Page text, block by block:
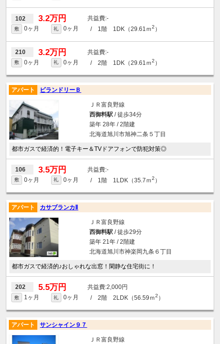
102 3.2万円 -
敷 0ヶ月 礼 0ヶ月 / 1階 1DK（29.61ｍ2 ）
210 3.2万円 -
敷 0ヶ月 礼 0ヶ月 / 2階 1DK（29.61ｍ2 ）
アパート ビランドリーＢ
ＪＲ富良野線
西御料駅/ 徒歩34分
築年 28年 / 2階建
北海道旭川市旭神二条５丁目
都市ガスで経済的！電子キー＆TVドアフォンで防犯対策◎
106 3.5万円 -
敷 0ヶ月 礼 0ヶ月 / 1階 1LDK（35.7ｍ2 ）
アパート カサブランカⅡ
ＪＲ富良野線
西御料駅/ 徒歩29分
築年 21年 / 2階建
北海道旭川市神楽岡九条６丁目
都市ガスで経済的♪おしゃれな出窓！閑静な住宅街に！
202 5.5万円 2,000円
敷 1ヶ月 礼 0ヶ月 / 2階 2LDK（56.59ｍ2 ）
アパート サンシャイン９７
ＪＲ富良野線